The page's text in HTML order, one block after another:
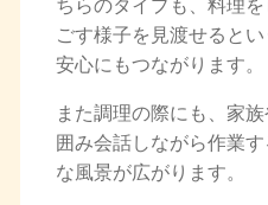
ちらのタイプも、料理
ごす様子を見渡せると
安心にもつながります。
また調理の際にも、家
囲み会話しながら作業
な風景が広がります。